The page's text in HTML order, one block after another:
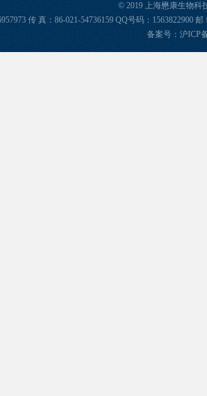
© 2019 上海懋康生物科
传 真：86-021-54736159 QQ号码：1563822900
备案号： 沪ICP